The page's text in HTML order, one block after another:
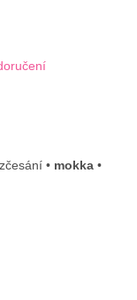
• mokka •